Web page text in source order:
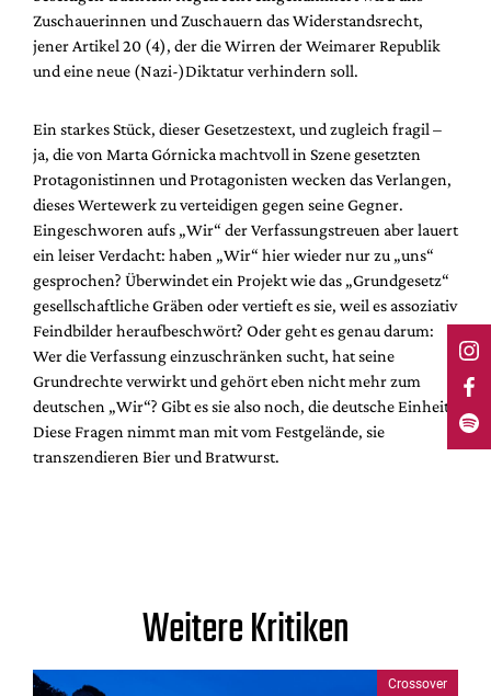
Zuschauerinnen und Zuschauern das Widerstandsrecht,
jener Artikel 20 (4), der die Wirren der Weimarer Republik
und eine neue (Nazi-)Diktatur verhindern soll.
Ein starkes Stück, dieser Gesetzestext, und zugleich fragil –
ja, die von Marta Górnicka machtvoll in Szene gesetzten
Protagonistinnen und Protagonisten wecken das Verlangen,
dieses Wertewerk zu verteidigen gegen seine Gegner.
Eingeschworen aufs „Wir“ der Verfassungstreuen aber lauert
ein leiser Verdacht: haben „Wir“ hier wieder nur zu „uns“
gesprochen? Überwindet ein Projekt wie das „Grundgesetz“
gesellschaftliche Gräben oder vertieft es sie, weil es assoziativ
Feindbilder heraufbeschwört? Oder geht es genau darum:
Wer die Verfassung einzuschränken sucht, hat seine
Grundrechte verwirkt und gehört eben nicht mehr zum
deutschen „Wir“? Gibt es sie also noch, die deutsche Einheit?
Diese Fragen nimmt man mit vom Festgelände, sie
transzendieren Bier und Bratwurst.
Weitere Kritiken
Crossover